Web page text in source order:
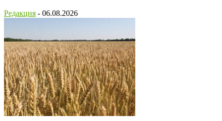
Редакция - 06.08.2026